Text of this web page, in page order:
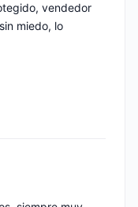
vendedor
miedo, lo